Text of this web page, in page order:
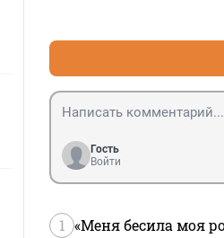
Гость
Войти
1 «Меня бесила моя